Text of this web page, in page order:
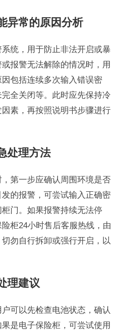
异常的原因分析
统，用于防止非法开启或暴
报警无法解除的情况时，用
包括连续多次输入错误密
全关闭等。此时应先保持冷
素，再按照说明书步骤进行
处理方法
第一步应确认周围环境是否
的报警，可尝试输入正确密
门。如果报警持续无法停
柜24小时售后客服热线，由
勿自行拆卸或强行开启，以
理建议
可以先检查电池状态，确认
是电子保险柜，可尝试使用